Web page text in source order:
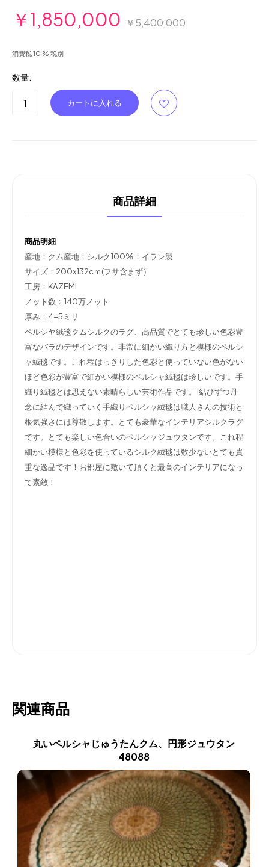
￥1,850,000 ￥5,400,000
消費税 10 % 税別
数量:
商品詳細
商品明細
産地：クム産地；シルク100%：イラン製
サイズ：200x132cｍ(フサ含まず）
工房：KAZEMI
ノット数：140万ノット
厚み：4-5ミリ
ペルシヤ絨毯クムシルクのラグ、高品質でとても珍しい色彩豊
富なバラのデザインです。非常に細かい織り方と模様のペルシ
ャ絨毯です。これ程はっきりした色彩と使っていない色がない
ほど色彩が豊富で細かい模様のペルシャ絨毯は珍しいです。手
織り絨毯とは思えない素晴らしい芸術作品です。1結びずつ丹
念に結んで織っていく手織りペルシャ絨毯は職人さんの技術と
根気強さには尊敬します。とても豪華なインテリアシルクラグ
です。とても楽しい色合いのペルシャジュウタンです。これ程
細かい模様と色彩を使っているシルク絨毯は数少ないとても貴
重な逸品です！お部屋に敷いて頂くと最高のインテリアになっ
て素敵！
関連商品
丸いペルシャじゅうたんクム、円形ジュウタン
48088